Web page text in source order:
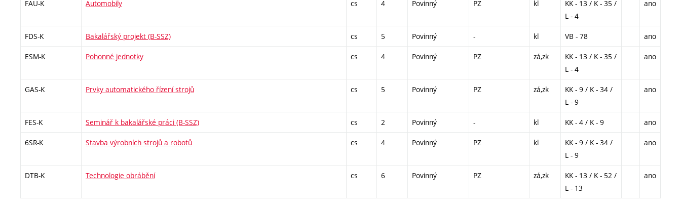
FAU-K Automobily cs 4 Povinný PZ kl
KK - 13 / K - 35 /
L - 4
ano
FDS-K Bakalářský projekt (B-SSZ) cs 5 Povinný - kl VB - 78 ano
ESM-K Pohonné jednotky cs 4 Povinný PZ zá,zk
KK - 13 / K - 35 /
L - 4
ano
GAS-K Prvky automatického řízení strojů cs 5 Povinný PZ zá,zk
KK - 9 / K - 34 /
L - 9
ano
FES-K Seminář k bakalářské práci (B-SSZ) cs 2 Povinný - kl KK - 4 / K - 9 ano
6SR-K Stavba výrobních strojů a robotů cs 4 Povinný PZ kl
KK - 9 / K - 34 /
L - 9
ano
DTB-K Technologie obrábění cs 6 Povinný PZ zá,zk
KK - 13 / K - 52 /
L - 13
ano